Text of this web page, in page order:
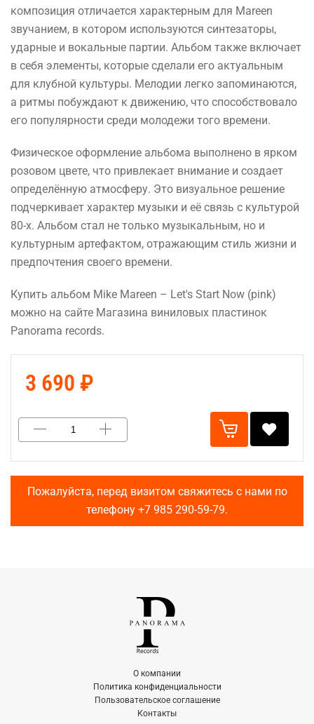
композиция отличается характерным для Mareen
звучанием, в котором используются синтезаторы,
ударные и вокальные партии. Альбом также включает
в себя элементы, которые сделали его актуальным
для клубной культуры. Мелодии легко запоминаются,
а ритмы побуждают к движению, что способствовало
его популярности среди молодежи того времени.
Физическое оформление альбома выполнено в ярком
розовом цвете, что привлекает внимание и создает
определённую атмосферу. Это визуальное решение
подчеркивает характер музыки и её связь с культурой
80-х. Альбом стал не только музыкальным, но и
культурным артефактом, отражающим стиль жизни и
предпочтения своего времени.
Купить альбом Mike Mareen – Let's Start Now (pink)
можно на сайте Магазина виниловых пластинок
Panorama records.
3 690 ₽
Пожалуйста, перед визитом свяжитесь с нами по
телефону +7 985 290-59-79.
О компании
Политика конфиденциальности
Пользовательское соглашение
Контакты